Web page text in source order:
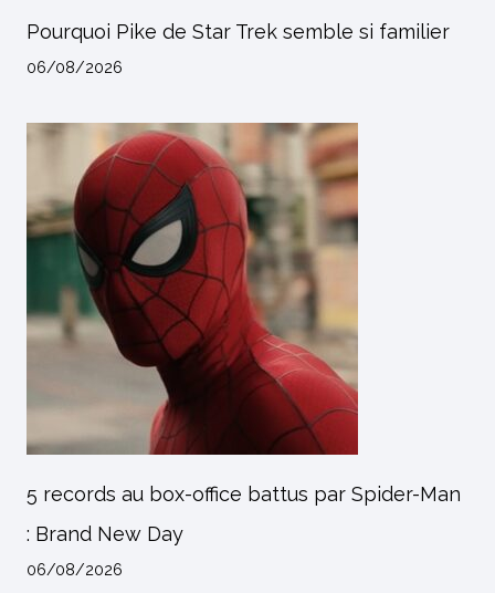
Pourquoi Pike de Star Trek semble si familier
06/08/2026
5 records au box-office battus par Spider-Man
: Brand New Day
06/08/2026